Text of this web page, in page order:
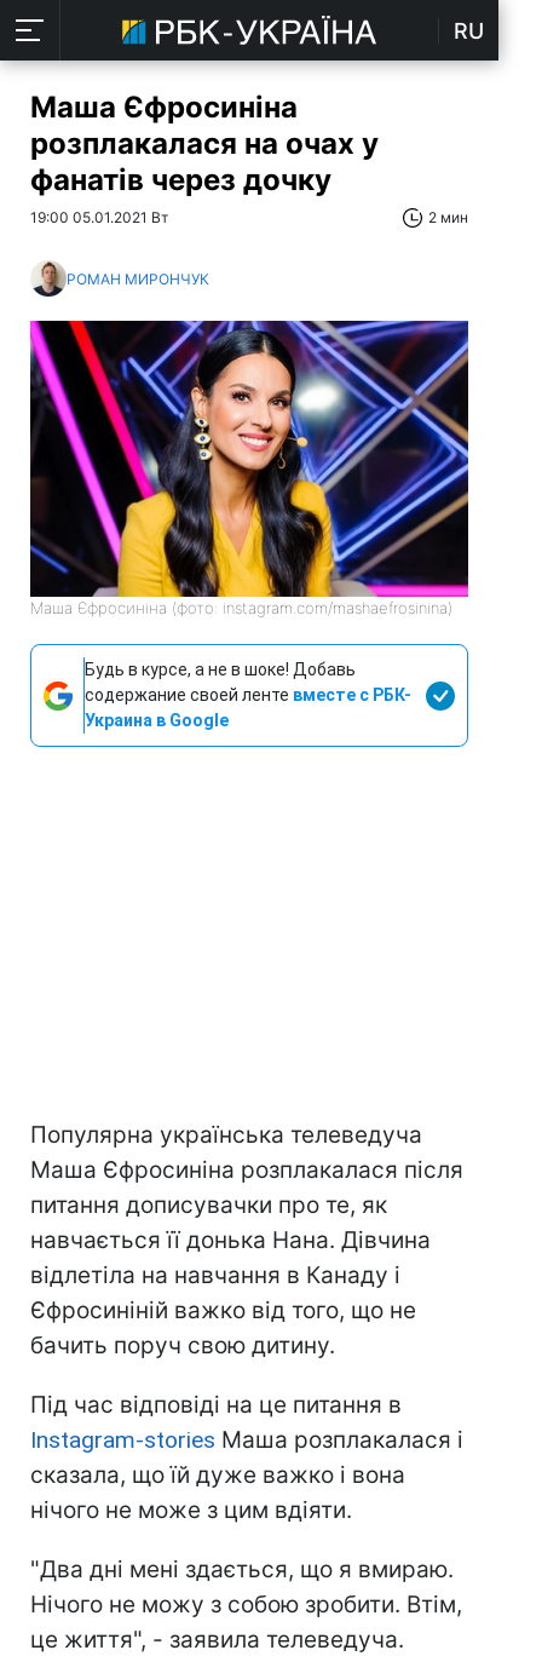
RU
Маша Єфросиніна
розплакалася на очах у
фанатів через дочку
19:00 05.01.2021 Вт 2 мин
РОМАН МИРОНЧУК
Маша Єфросиніна (фото: instagram.com/mashaefrosinina)
Будь в курсе, а не в шоке! Добавь
содержание своей ленте вместе с РБК-
Украина в Google
Популярна українська телеведуча
Маша Єфросиніна розплакалася після
питання дописувачки про те, як
навчається її донька Нана. Дівчина
відлетіла на навчання в Канаду і
Єфросиніній важко від того, що не
бачить поруч свою дитину.
Під час відповіді на це питання в
Instagram-stories Маша розплакалася і
сказала, що їй дуже важко і вона
нічого не може з цим вдіяти.
"Два дні мені здається, що я вмираю.
Нічого не можу з собою зробити. Втім,
це життя", - заявила телеведуча.